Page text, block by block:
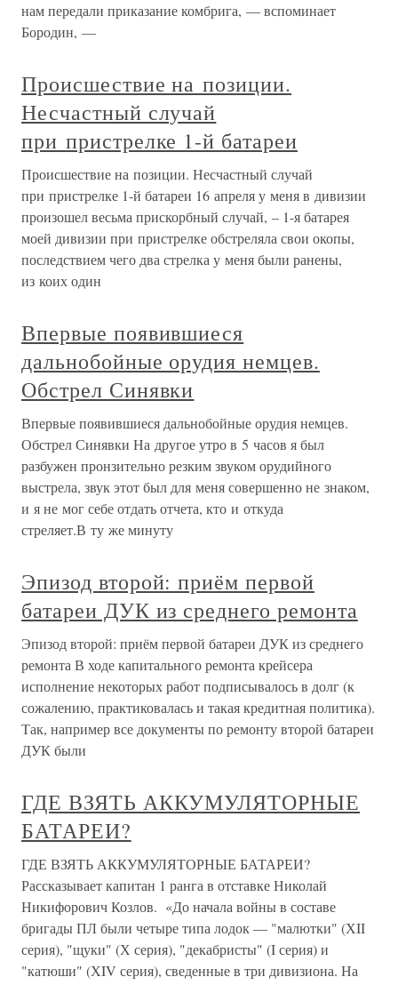
нам передали приказание комбрига, — вспоминает
Бородин, —
Происшествие на позиции.
Несчастный случай
при пристрелке 1-й батареи
Происшествие на позиции. Несчастный случай
при пристрелке 1-й батареи 16 апреля у меня в дивизии
произошел весьма прискорбный случай, – 1-я батарея
моей дивизии при пристрелке обстреляла свои окопы,
последствием чего два стрелка у меня были ранены,
из коих один
Впервые появившиеся
дальнобойные орудия немцев.
Обстрел Синявки
Впервые появившиеся дальнобойные орудия немцев.
Обстрел Синявки На другое утро в 5 часов я был
разбужен пронзительно резким звуком орудийного
выстрела, звук этот был для меня совершенно не знаком,
и я не мог себе отдать отчета, кто и откуда
стреляет.В ту же минуту
Эпизод второй: приём первой
батареи ДУК из среднего ремонта
Эпизод второй: приём первой батареи ДУК из среднего
ремонта В ходе капитального ремонта крейсера
исполнение некоторых работ подписывалось в долг (к
сожалению, практиковалась и такая кредитная политика).
Так, например все документы по ремонту второй батареи
ДУК были
ГДЕ ВЗЯТЬ АККУМУЛЯТОРНЫЕ
БАТАРЕИ?
ГДЕ ВЗЯТЬ АККУМУЛЯТОРНЫЕ БАТАРЕИ?
Рассказывает капитан 1 ранга в отставке Николай
Никифорович Козлов. «До начала войны в составе
бригады ПЛ были четыре типа лодок — "малютки" (ХII
серия), "щуки" (Х серия), "декабристы" (I серия) и
"катюши" (ХIV серия), сведенные в три дивизиона. На